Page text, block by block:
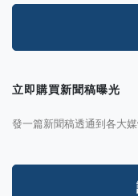
立即購買新聞稿曝光
發一篇新聞稿透通到各大